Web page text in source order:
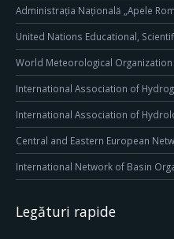
Administrația Națională „Apele
United Nations Educational,
World Meteorological Organization
International Association of
International Association of
Central and Eastern European
International Network of Basin
Legături rapide